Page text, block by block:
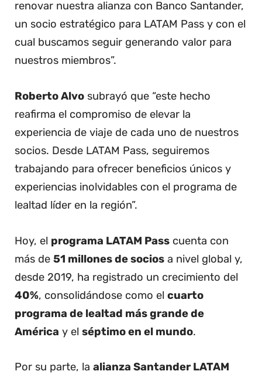
renovar nuestra alianza con Banco Santander,
un socio estratégico para LATAM Pass y con el
cual buscamos seguir generando valor para
nuestros miembros”.
Roberto Alvo subrayó que “este hecho
reafirma el compromiso de elevar la
experiencia de viaje de cada uno de nuestros
socios. Desde LATAM Pass, seguiremos
trabajando para ofrecer beneficios únicos y
experiencias inolvidables con el programa de
lealtad líder en la región”.
Hoy, el programa LATAM Pass cuenta con
más de 51 millones de socios a nivel global y,
desde 2019, ha registrado un crecimiento del
40%, consolidándose como el cuarto
programa de lealtad más grande de
América y el séptimo en el mundo.
Por su parte, la alianza Santander LATAM